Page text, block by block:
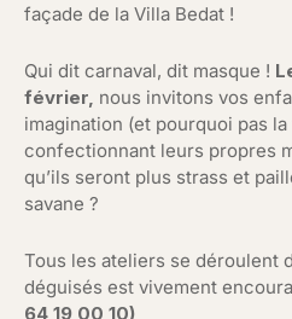
façade de la Villa Bedat !
Qui dit carnaval, dit masque !
février, nous invitons vos
imagination (et pourquoi pas la
confectionnant leurs propres
qu’ils seront plus strass et
savane ?
Tous les ateliers se déroulent
déguisés est vivement
64 19 00 10)